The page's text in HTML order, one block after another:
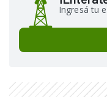
Ingresá tu